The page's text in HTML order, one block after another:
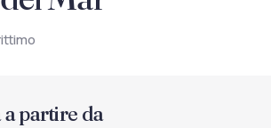
Accedi / Registrati
partire da